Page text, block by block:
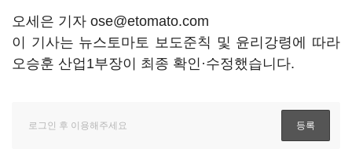
오세은 기자 ose@etomato.com
이 기사는 뉴스토마토 보도준칙 및 윤리강령에 따라
오승훈 산업1부장이 최종 확인·수정했습니다.